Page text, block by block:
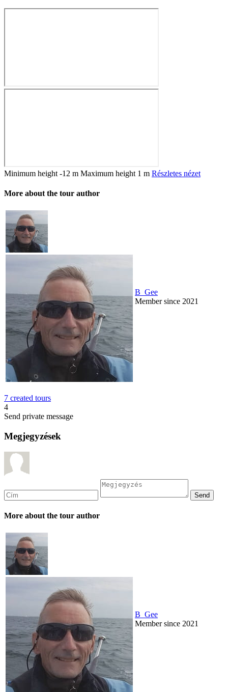
Minimum height -12 m Maximum height 1 m Részletes nézet
More about the tour author
B_Gee
Member since 2021
7 created tours
4
Send private message
Megjegyzések
More about the tour author
B_Gee
Member since 2021